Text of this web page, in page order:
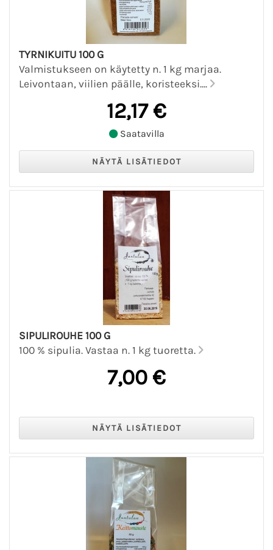
TYRNIKUITU 100 G
Valmistukseen on käytetty n. 1 kg marjaa.
Leivontaan, viilien päälle, koristeeksi....
12,17 €
Saatavilla
SIPULIROUHE 100 G
100 % sipulia. Vastaa n. 1 kg tuoretta.
7,00 €